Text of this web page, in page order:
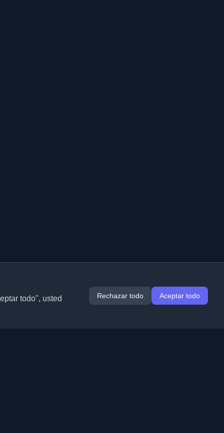
todo", usted Rechazar todo Aceptar todo